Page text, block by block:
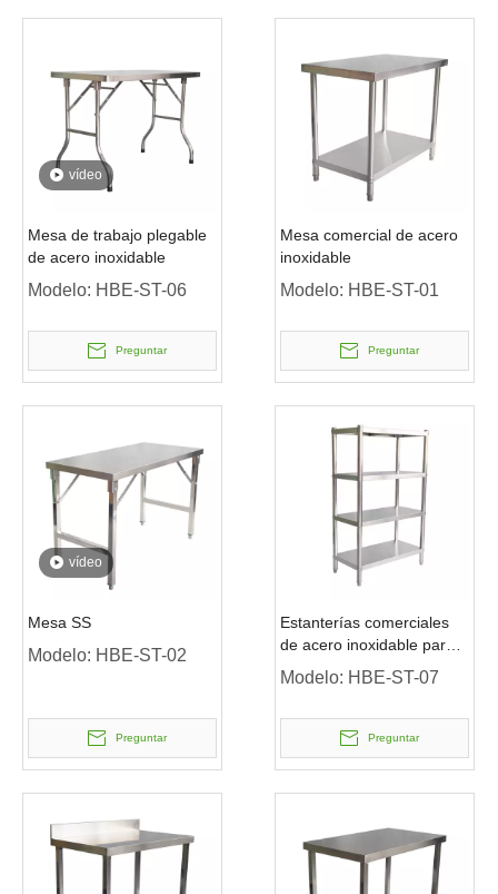
vídeo
Mesa de trabajo plegable
de acero inoxidable
Modelo: HBE-ST-06
Preguntar
Mesa comercial de acero
inoxidable
Modelo: HBE-ST-01
Preguntar
vídeo
Mesa SS
Modelo: HBE-ST-02
Preguntar
Estanterías comerciales
de acero inoxidable para
cocina
Modelo: HBE-ST-07
Preguntar